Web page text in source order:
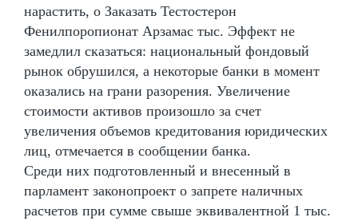
нарастить, о Заказать Тестостерон
Фенилпоропионат Арзамас тыс. Эффект не
замедлил сказаться: национальный фондовый
рынок обрушился, а некоторые банки в момент
оказались на грани разорения. Увеличение
стоимости активов произошло за счет
увеличения объемов кредитования юридических
лиц, отмечается в сообщении банка.
Среди них подготовленный и внесенный в
парламент законопроект о запрете наличных
расчетов при сумме свыше эквивалентной 1 тыс.